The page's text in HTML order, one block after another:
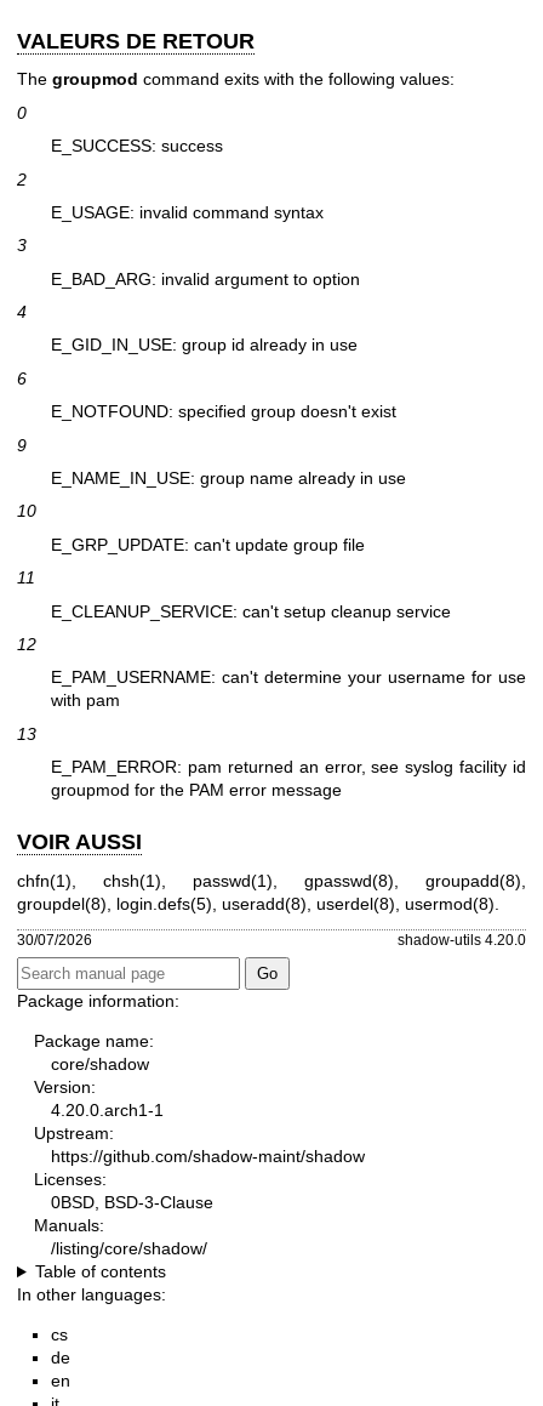
VALEURS DE RETOUR
The groupmod command exits with the following values:
0
E_SUCCESS: success
2
E_USAGE: invalid command syntax
3
E_BAD_ARG: invalid argument to option
4
E_GID_IN_USE: group id already in use
6
E_NOTFOUND: specified group doesn't exist
9
E_NAME_IN_USE: group name already in use
10
E_GRP_UPDATE: can't update group file
11
E_CLEANUP_SERVICE: can't setup cleanup service
12
E_PAM_USERNAME: can't determine your username for use
with pam
13
E_PAM_ERROR: pam returned an error, see syslog facility id
groupmod for the PAM error message
VOIR AUSSI
chfn(1) chsh(1) passwd(1) gpasswd(8) groupadd(8)
groupdel(8)
login.defs(5) useradd(8) userdel(8) usermod(8)
30/07/2026 shadow-utils 4.20.0
Package information:
Package name:
core/shadow
Version:
4.20.0.arch1-1
Upstream:
https://github.com/shadow-maint/shadow
Licenses:
0BSD, BSD-3-Clause
Manuals:
/listing/core/shadow/
Table of contents
In other languages:
cs
de
en